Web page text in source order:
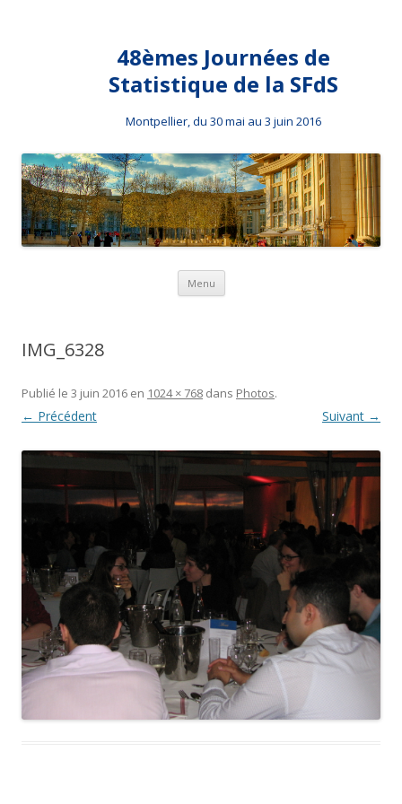
48èmes Journées de
Statistique de la SFdS
Montpellier, du 30 mai au 3 juin 2016
Menu Aller au contenu principal
IMG_6328
Publié le 3 juin 2016 en 1024 × 768 dans Photos.
← Précédent Suivant →